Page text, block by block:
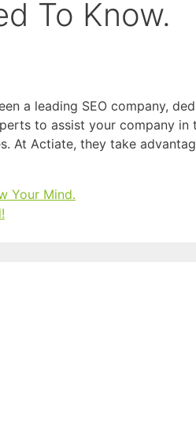
To Know.
a leading SEO company,
to assist your company
At Actiate, they take
Your Mind.